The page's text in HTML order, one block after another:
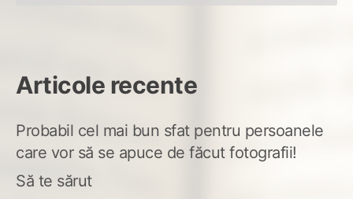
Articole recente
Probabil cel mai bun sfat pentru persoanele
care vor să se apuce de făcut fotografii!
Să te sărut